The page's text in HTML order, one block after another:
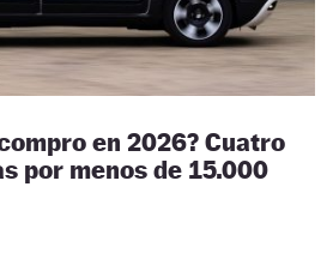
en 2026? Cuatro
por menos de 15.000